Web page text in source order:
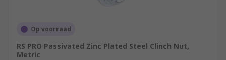
Op voorraad
RS PRO Passivated Zinc Plated Steel Clinch Nut,
Metric